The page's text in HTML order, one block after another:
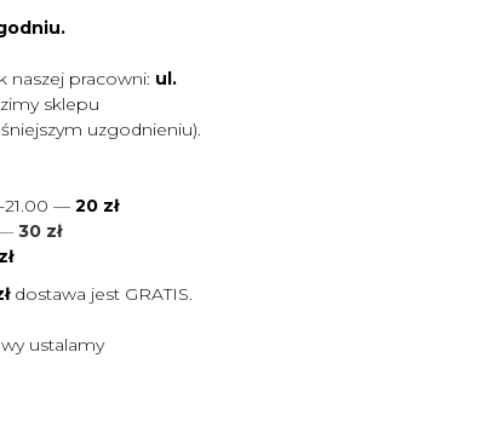
pracowni: ul.
sklepu
uzgodnieniu).
21.00 — 20 zł
30 zł
dostawa jest GRATIS.
ustalamy